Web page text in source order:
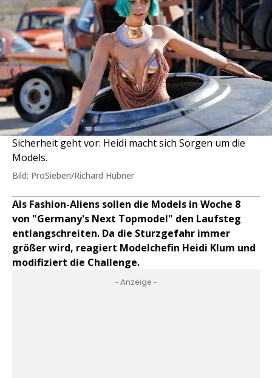
Sicherheit geht vor: Heidi macht sich Sorgen um die
Models.
Bild: ProSieben/Richard Hübner
Als Fashion-Aliens sollen die Models in Woche 8
von "Germany's Next Topmodel" den Laufsteg
entlangschreiten. Da die Sturzgefahr immer
größer wird, reagiert Modelchefin Heidi Klum und
modifiziert die Challenge.
- Anzeige -